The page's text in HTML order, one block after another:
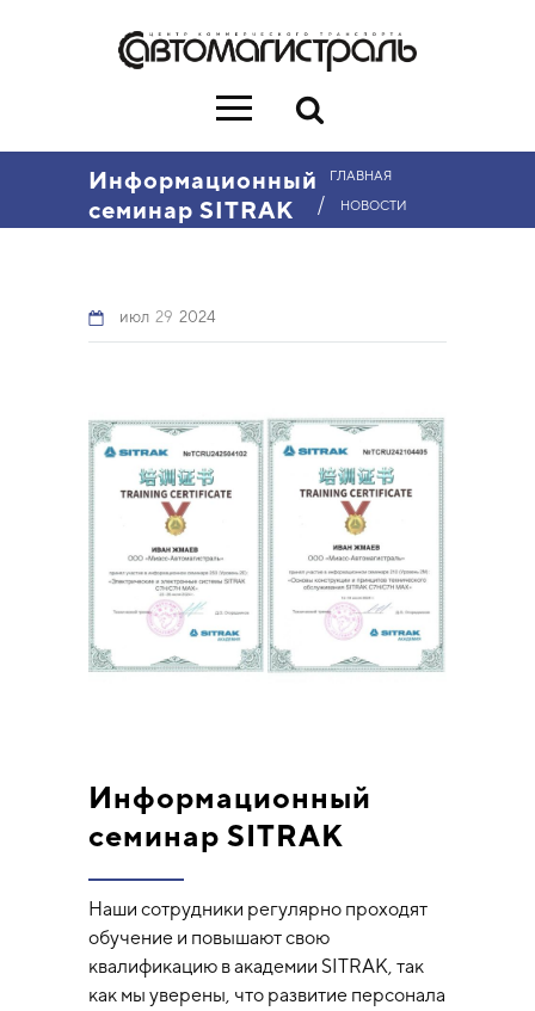
Информационный
семинар SITRAK
ГЛАВНАЯ
/ НОВОСТИ
июл 29 2024
Информационный
семинар SITRAK
Наши сотрудники регулярно проходят
обучение и повышают свою
квалификацию в академии SITRAK, так
как мы уверены, что развитие персонала